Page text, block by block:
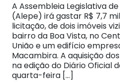
A Assembleia Legislativa
(Alepe) irá gastar R$ 7,7
licitação, de dois imóveis
bairro da Boa Vista, no
União e um edifício
Macambira. A aquisição
na edição do Diário Oficial
quarta-feira […]